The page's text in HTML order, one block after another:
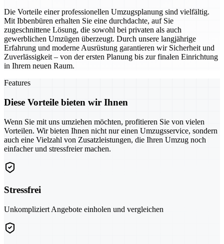
Die Vorteile einer professionellen Umzugsplanung sind vielfältig.
Mit Ibbenbüren erhalten Sie eine durchdachte, auf Sie
zugeschnittene Lösung, die sowohl bei privaten als auch
gewerblichen Umzügen überzeugt. Durch unsere langjährige
Erfahrung und moderne Ausrüstung garantieren wir Sicherheit und
Zuverlässigkeit – von der ersten Planung bis zur finalen Einrichtung
in Ihrem neuen Raum.
Features
Diese Vorteile bieten wir Ihnen
Wenn Sie mit uns umziehen möchten, profitieren Sie von vielen
Vorteilen. Wir bieten Ihnen nicht nur einen Umzugsservice, sondern
auch eine Vielzahl von Zusatzleistungen, die Ihren Umzug noch
einfacher und stressfreier machen.
Stressfrei
Unkompliziert Angebote einholen und vergleichen